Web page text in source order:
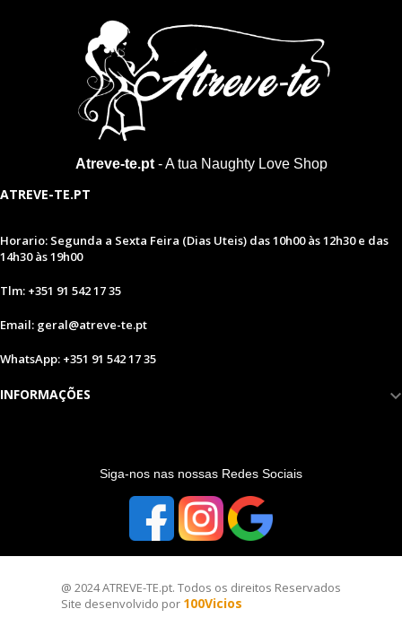
Atreve-te.pt- A tua Naughty Love Shop
ATREVE-TE.PT
Horario: Segunda a Sexta Feira (Dias Uteis) das 10h00 às 12h30 e das
14h30 às 19h00
Tlm: +351 91 542 17 35
Email: geral@atreve-te.pt
WhatsApp: +351 91 542 17 35
INFORMAÇÕES
Siga-nos nas nossas Redes Sociais
@ 2024 ATREVE-TE.pt. Todos os direitos Reservados
Site desenvolvido por 100Vicios